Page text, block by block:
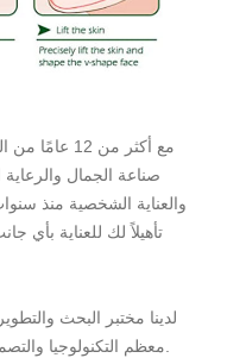
مع أكثر من
صناعة الجمال
والعناية الشخصية منذ
تأهيلاً لك للعناية
لدينا مختبر البحث
معظم التكنولوجيا والتصميم على براءة اختراع مسجلة في الصين.